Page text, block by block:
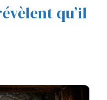
qu’il